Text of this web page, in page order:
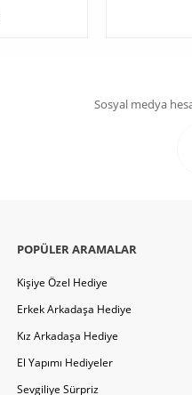
Sosyal medya
POPÜLER ARAMALAR
Kişiye Özel Hediye
Erkek Arkadaşa Hediye
Kız Arkadaşa Hediye
El Yapımı Hediyeler
Sevgiliye Sürpriz